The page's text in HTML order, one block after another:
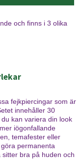
och finns i 3 olika
fejkpiercingar som är
innehåller 30
kan variera din look
iögonfallande
temafester eller
permanenta
bra på huden och